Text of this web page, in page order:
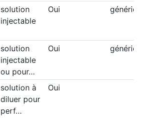
solution
injectable
Oui
solution
injectable
ou pour…
Oui
solution à
diluer pour
perf…
Oui